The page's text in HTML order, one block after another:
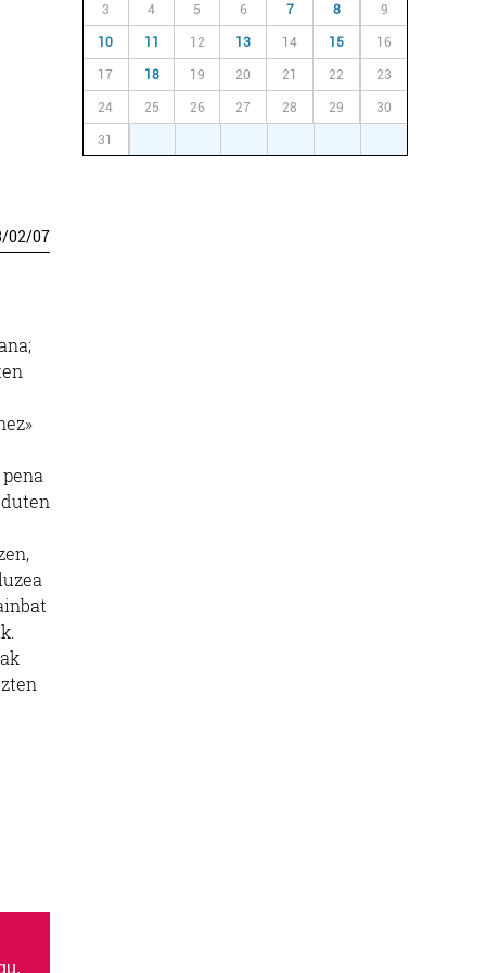
/02/07
3 4 5 6 7 8 9
10 11 12 13 14 15 16
17 18 19 20 21 22 23
24 25 26 27 28 29 30
31